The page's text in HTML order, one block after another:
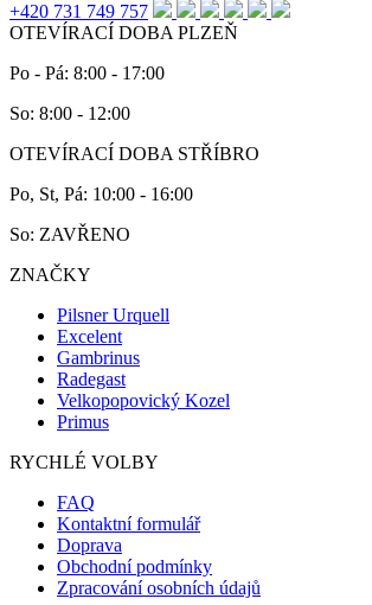
+420 731 749 757
OTEVÍRACÍ DOBA PLZEŇ
Po - Pá: 8:00 - 17:00
So: 8:00 - 12:00
OTEVÍRACÍ DOBA STŘÍBRO
Po, St, Pá: 10:00 - 16:00
So: ZAVŘENO
ZNAČKY
Pilsner Urquell
Excelent
Gambrinus
Radegast
Velkopopovický Kozel
Primus
RYCHLÉ VOLBY
FAQ
Kontaktní formulář
Doprava
Obchodní podmínky
Zpracování osobních údajů